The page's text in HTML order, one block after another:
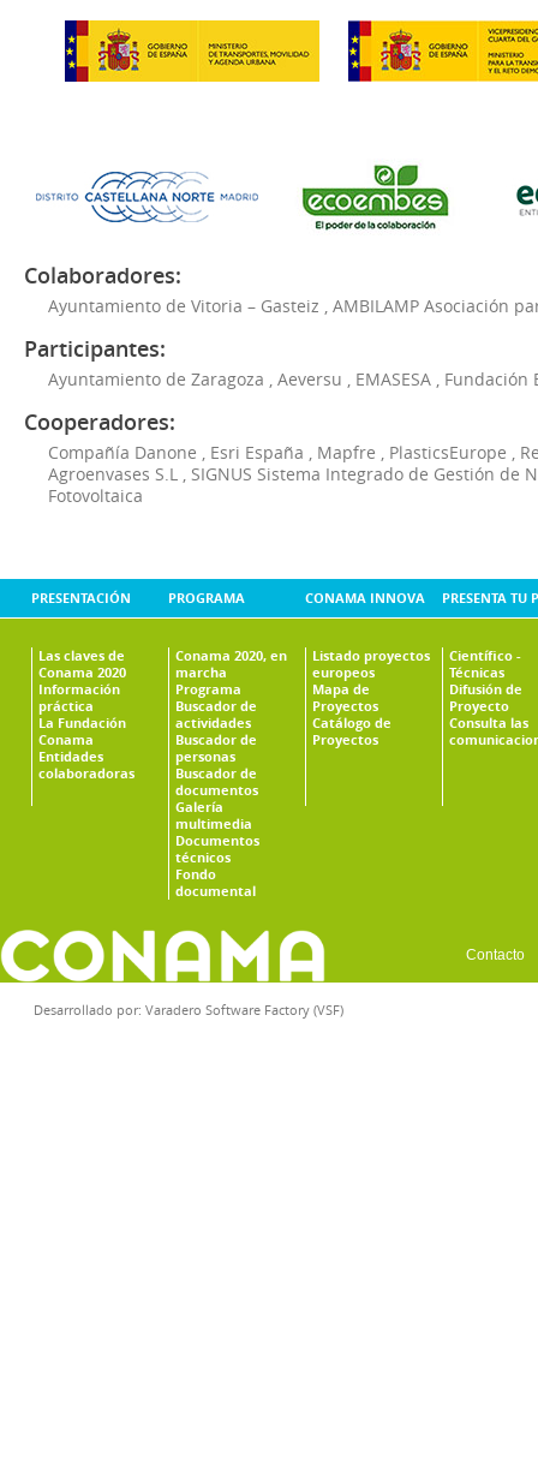
Colaboradores:
Ayuntamiento de Vitoria – Gasteiz , AMBILAMP Asociación
Participantes:
Ayuntamiento de Zaragoza , Aeversu , EMASESA , Fundación
Cooperadores:
Compañía Danone , Esri España , Mapfre , PlasticsEurope ,
Agroenvases S.L , SIGNUS Sistema Integrado de Gestión de
Fotovoltaica
PRESENTACIÓN
Las claves de
Conama 2020
Información
práctica
La Fundación
Conama
Entidades
colaboradoras
PROGRAMA
Conama 2020, en
marcha
Programa
Buscador de
actividades
Buscador de
personas
Buscador de
documentos
Galería
multimedia
Documentos
técnicos
Fondo
documental
CONAMA INNOVA
Listado proyectos
europeos
Mapa de
Proyectos
Catálogo de
Proyectos
PRESENTA TU
Científico -
Técnicas
Difusión de
Proyecto
Consulta las
Contacto
Desarrollado por: Varadero Software Factory (VSF)